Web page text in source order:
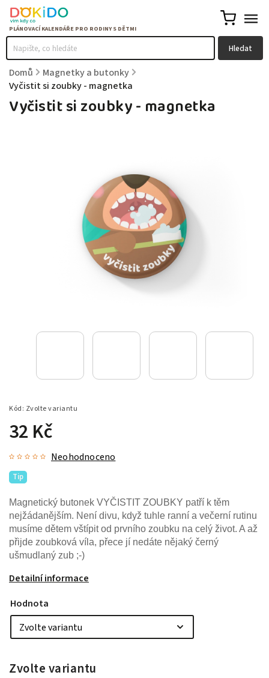
Hledat
Domů / Magnetky a butonky /
Vyčistit si zoubky - magnetka
Vyčistit si zoubky - magnetka
Kód: Zvolte variantu
32 Kč
Tip
Neohodnoceno
Magnetický butonek VYČISTIT ZOUBKY patří k těm
nejžádanějším. Není divu, když tuhle ranní a večerní rutinu
musíme dětem vštípit od prvního zoubku na celý život. A až
přijde zoubková víla, přece jí nedáte nějaký černý
ušmudlaný zub ;-)
Detailní informace
Hodnota
Zvolte variantu